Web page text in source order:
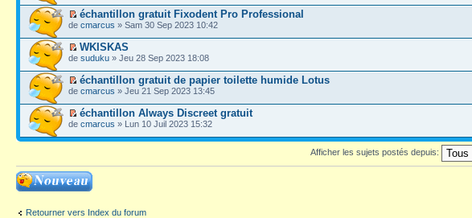
échantillon gratuit Fixodent Pro Professional
de cmarcus » Sam 30 Sep 2023 10:42
WKISKAS
de suduku » Jeu 28 Sep 2023 18:08
échantillon gratuit de papier toilette humide Lotus
de cmarcus » Jeu 21 Sep 2023 13:45
échantillon Always Discreet gratuit
de cmarcus » Lun 10 Juil 2023 15:32
Afficher les sujets postés depuis:
Ecrire un nouveau
sujet
Retourner vers Index du forum